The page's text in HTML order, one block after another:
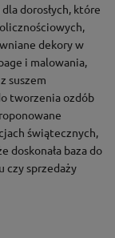
dorosłych, które
dekory w
i malowania,
suszem
tworzenia ozdób
świątecznych,
doskonała baza do
czy sprzedaży